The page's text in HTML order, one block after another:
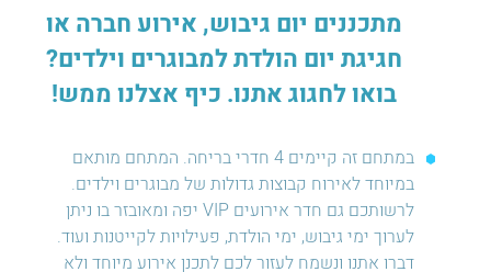
מתכננים יום גיבוש, אירוע חברה או
חגיגת יום הולדת למבוגרים וילדים?
בואו לחגוג אתנו. כיף אצלנו ממש!
במתחם זה קיימים 4 חדרי בריחה. המתחם מותאם
במיוחד לאירוח קבוצות גדולות של מבוגרים וילדים.
לרשותכם גם חדר אירועים VIP יפה ומאובזר בו ניתן
לערוך ימי גיבוש, ימי הולדת, פעילויות לקייטנות ועוד.
דברו אתנו ונשמח לעזור לכם לתכנן אירוע מיוחד ולא